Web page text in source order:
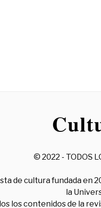
© 2022 - TODOS
de cultura fundada en
la
los contenidos de la